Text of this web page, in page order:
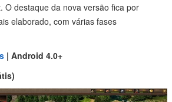
O destaque da nova versão fica por
elaborado, com várias fases
| Android 4.0+